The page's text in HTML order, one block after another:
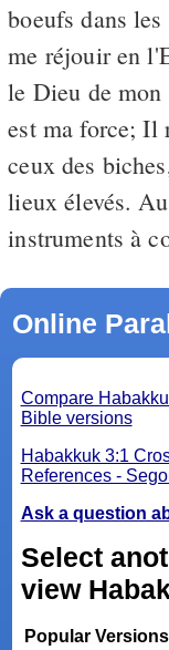
boeufs dans les
me réjouir en
le Dieu de mon
est ma force; Il
ceux des
lieux élevés.
instruments à
Online
Compare
Bible versions
Habakkuk 3:1
References -
Ask a question
Select
view
Popular Versions